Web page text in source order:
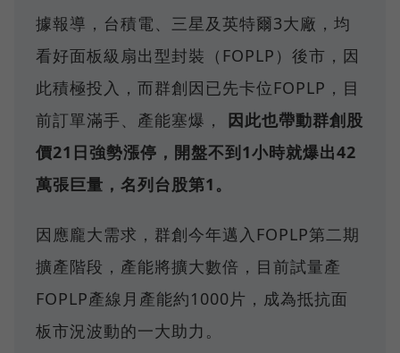
據報導，台積電、三星及英特爾3大廠，均
看好面板級扇出型封裝（FOPLP）後市，因
此積極投入，而群創因已先卡位FOPLP，目
前訂單滿手、產能塞爆， 因此也帶動群創股
價21日強勢漲停，開盤不到1小時就爆出42
萬張巨量，名列台股第1。
因應龐大需求，群創今年邁入FOPLP第二期
擴產階段，產能將擴大數倍，目前試量產
FOPLP產線月產能約1000片，成為抵抗面
板市況波動的一大助力。